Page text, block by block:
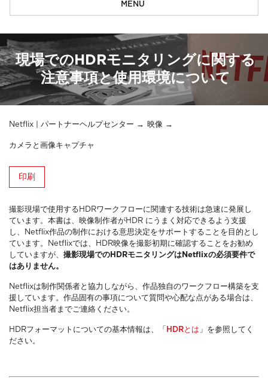
MENU
現場でのHDRモニタリングに関する
注意事項と使用環境について
Netflix | パートナーヘルプセンター 映像
カメラと画像キャプチャ
印刷
撮影現場で使用するHDRワークフローに関連する技術は急速に発展し
ています。本書は、映像制作者がHDR にうまく対応できるよう支援
し、Netflix作品の制作における意思決定をサポートすることを目的とし
ています。Netflixでは、HDR映像を撮影初期に確認することをお勧め
していますが、 撮影現場でのHDRモニタリングはNetflixの必須要件で
はありません。
Netflixは制作関係者と協力しながら、作品独自のワークフロー構築を支
援しています。作品固有の事項について質問や心配な点がある場合は、
Netflix担当者までご連絡ください。
HDRフォーマットについての基本情報は、「 HDRとは 」を参照してく
ださい。